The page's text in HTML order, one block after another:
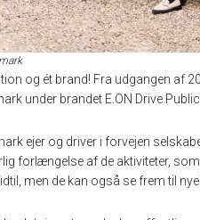
og ét brand! Fra udgangen af
under brandet E.ON Drive Public.
ejer og driver i forvejen
forlængelse af de aktiviteter,
men de kan også se frem til